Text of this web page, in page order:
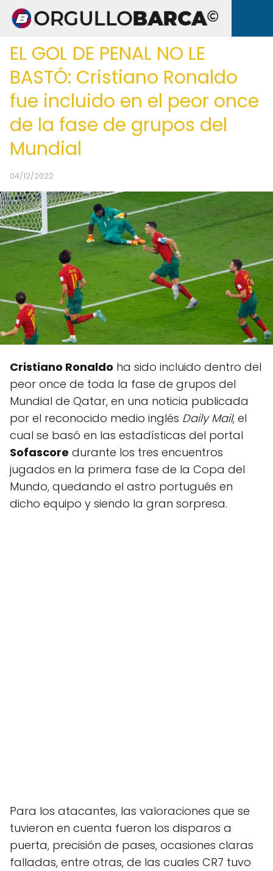
EL GOL DE PENAL NO LE
BASTÓ: Cristiano Ronaldo
fue incluido en el peor once
de la fase de grupos del
Mundial
04/12/2022
Cristiano Ronaldo ha sido incluido dentro del
peor once de toda la fase de grupos del
Mundial de Qatar, en una noticia publicada
por el reconocido medio inglés Daily Mail, el
cual se basó en las estadísticas del portal
Sofascore durante los tres encuentros
jugados en la primera fase de la Copa del
Mundo, quedando el astro portugués en
dicho equipo y siendo la gran sorpresa.
Para los atacantes, las valoraciones que se
tuvieron en cuenta fueron los disparos a
puerta, precisión de pases, ocasiones claras
falladas, entre otras, de las cuales CR7 tuvo